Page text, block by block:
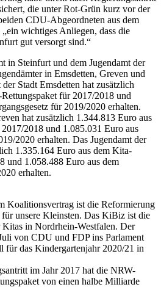
die unter Rot-Grün kurz vor der
CDU-Abgeordneten aus dem
wichtiges Anliegen, dass die
gut versorgt sind.“
in Steinfurt und dem Jugendamt der
in Emsdetten, Greven und
Stadt Emsdetten hat zusätzlich
für 2017/2018 und
für 2019/2020 erhalten.
hat zusätzlich 1.344.813 Euro aus
2018 und 1.085.031 Euro aus
2020 erhalten. Das Jugendamt der
1.335.164 Euro aus dem Kita-
und 1.058.488 Euro aus dem
erhalten.
Koalitionsvertrag ist die Reformierung
für unsere Kleinsten. Das KiBiz ist die
in Nordrhein-Westfalen. Der
von CDU und FDP ins Parlament
für das Kindergartenjahr 2020/21 in
im Jahr 2017 hat die NRW-
von einen halbe Milliarde